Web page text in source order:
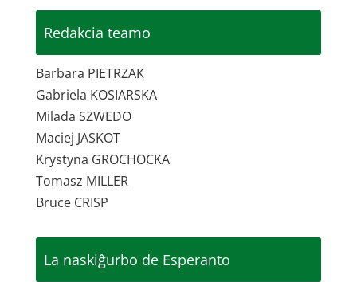
Redakcia teamo
Barbara PIETRZAK
Gabriela KOSIARSKA
Milada SZWEDO
Maciej JASKOT
Krystyna GROCHOCKA
Tomasz MILLER
Bruce CRISP
La naskiĝurbo de Esperanto